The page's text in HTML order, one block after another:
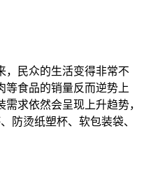
，民众的生活变得非常不
等食品的销量反而逆势上
求依然会呈现上升趋势，
防烫纸塑杯、软包装袋、